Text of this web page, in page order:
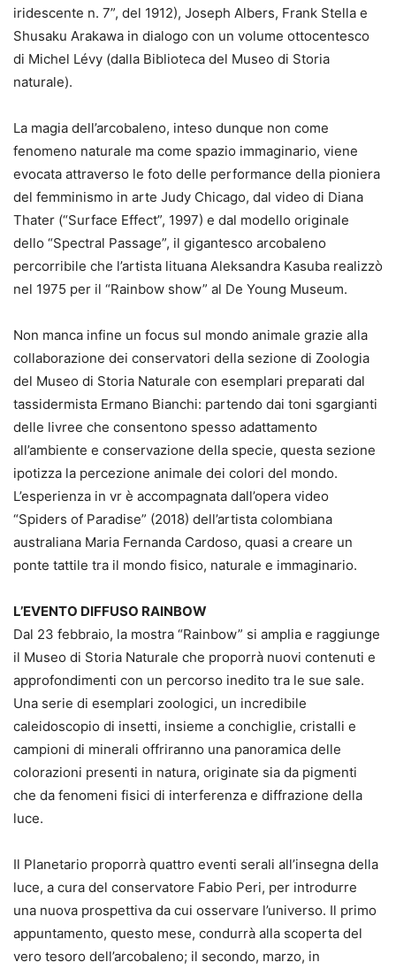
iridescente n. 7”, del 1912), Joseph Albers, Frank Stella e
Shusaku Arakawa in dialogo con un volume ottocentesco
di Michel Lévy (dalla Biblioteca del Museo di Storia
naturale).
La magia dell’arcobaleno, inteso dunque non come
fenomeno naturale ma come spazio immaginario, viene
evocata attraverso le foto delle performance della pioniera
del femminismo in arte Judy Chicago, dal video di Diana
Thater (“Surface Effect”, 1997) e dal modello originale
dello “Spectral Passage”, il gigantesco arcobaleno
percorribile che l’artista lituana Aleksandra Kasuba realizzò
nel 1975 per il “Rainbow show” al De Young Museum.
Non manca infine un focus sul mondo animale grazie alla
collaborazione dei conservatori della sezione di Zoologia
del Museo di Storia Naturale con esemplari preparati dal
tassidermista Ermano Bianchi: partendo dai toni sgargianti
delle livree che consentono spesso adattamento
all’ambiente e conservazione della specie, questa sezione
ipotizza la percezione animale dei colori del mondo.
L’esperienza in vr è accompagnata dall’opera video
“Spiders of Paradise” (2018) dell’artista colombiana
australiana Maria Fernanda Cardoso, quasi a creare un
ponte tattile tra il mondo fisico, naturale e immaginario.
L’EVENTO DIFFUSO RAINBOW
Dal 23 febbraio, la mostra “Rainbow” si amplia e raggiunge
il Museo di Storia Naturale che proporrà nuovi contenuti e
approfondimenti con un percorso inedito tra le sue sale.
Una serie di esemplari zoologici, un incredibile
caleidoscopio di insetti, insieme a conchiglie, cristalli e
campioni di minerali offriranno una panoramica delle
colorazioni presenti in natura, originate sia da pigmenti
che da fenomeni fisici di interferenza e diffrazione della
luce.
Il Planetario proporrà quattro eventi serali all’insegna della
luce, a cura del conservatore Fabio Peri, per introdurre
una nuova prospettiva da cui osservare l’universo. Il primo
appuntamento, questo mese, condurrà alla scoperta del
vero tesoro dell’arcobaleno; il secondo, marzo, in